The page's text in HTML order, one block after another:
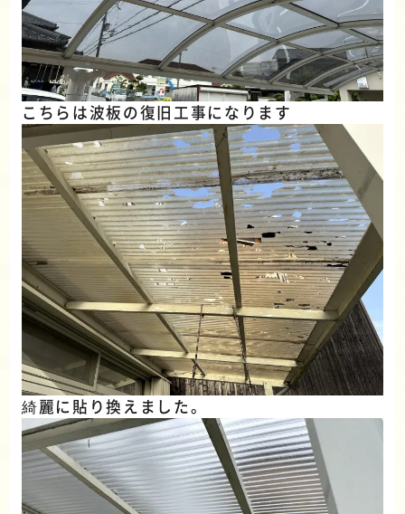
こちらは波板の復旧工事になります
綺麗に貼り換えました。